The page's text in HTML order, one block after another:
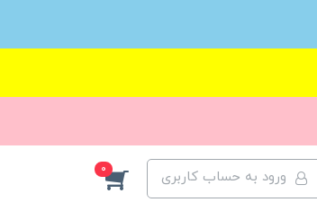
ورود به حساب کاربری 0